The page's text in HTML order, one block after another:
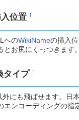
入位置†
へのWikiNameの挿入
お尻にくっつきます。
タイプ†
外にも飛ばせます。日
エンコーディングの指